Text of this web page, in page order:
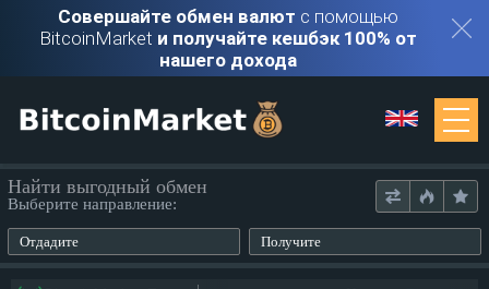
Совершайте обмен валют с помощью
BitcoinMarket и получайте кешбэк 100% от
нашего дохода
Обменники
Найти выгодный обмен
Выберите направление:
Отдадите Получите